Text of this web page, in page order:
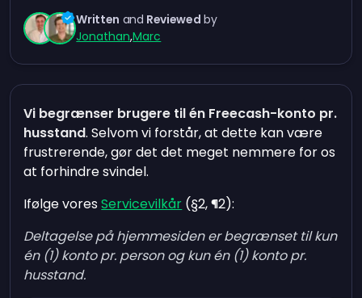
Written and Reviewed by
Jonathan,Marc
Vi begrænser brugere til én Freecash-konto pr.
husstand. Selvom vi forstår, at dette kan være
frustrerende, gør det det meget nemmere for os
at forhindre svindel.
Ifølge voresServicevilkår (§2, ¶2):
Deltagelse på hjemmesiden er begrænset til kun
én (1) konto pr. person og kun én (1) konto pr.
husstand.